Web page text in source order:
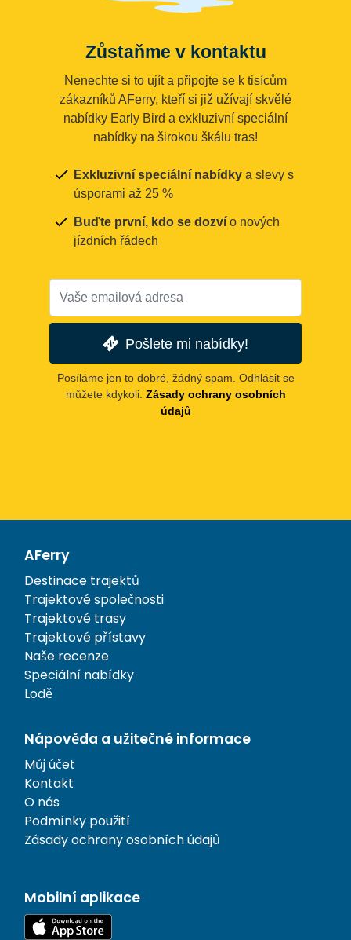
Zůstaňme v kontaktu
Nenechte si to ujít a připojte se k tisícům
zákazníků AFerry, kteří si již užívají skvělé
nabídky Early Bird a exkluzivní speciální
nabídky na širokou škálu tras!
Exkluzivní speciální nabídky a slevy s
úsporami až 25 %
Buďte první, kdo se dozví o nových
jízdních řádech
Pošlete mi nabídky!
Posíláme jen to dobré, žádný spam. Odhlásit se
můžete kdykoli. Zásady ochrany osobních
údajů
AFerry
Destinace trajektů
Trajektové společnosti
Trajektové trasy
Trajektové přístavy
Naše recenze
Speciální nabídky
Lodě
Nápověda a užitečné informace
Můj účet
Kontakt
O nás
Podmínky použití
Zásady ochrany osobních údajů
Mobilní aplikace